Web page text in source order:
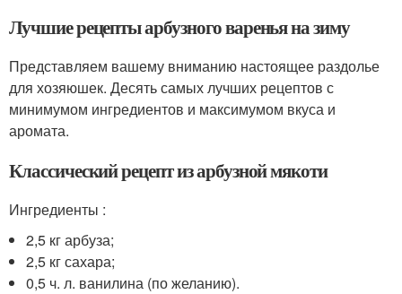
Лучшие рецепты арбузного варенья на зиму
Представляем вашему вниманию настоящее раздолье
для хозяюшек. Десять самых лучших рецептов с
минимумом ингредиентов и максимумом вкуса и
аромата.
Классический рецепт из арбузной мякоти
Ингредиенты :
2,5 кг арбуза;
2,5 кг сахара;
0,5 ч. л. ванилина (по желанию).